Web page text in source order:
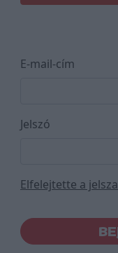
E-mail-cím
Jelszó
Elfelejtette a